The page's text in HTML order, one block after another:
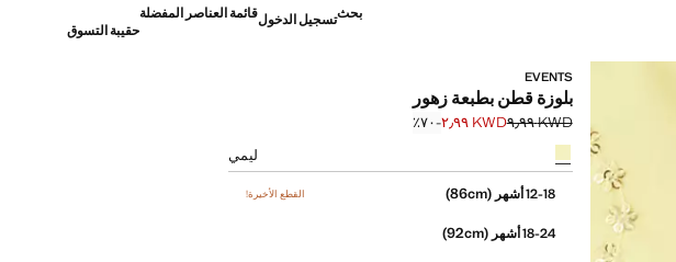
بحثتسجيل الدخولقائمة العناصر المفضلة
حقيبة التسوق
EVENTS
بلوزة قطن بطبعة زهور
السعر الأول محذوف [KWD ٩٫٩٩ ]
KWD ٩٫٩٩
السعر الحالي [KWD ٢٫٩٩ ]KWD ٢٫٩٩
؜-٧٠٪؜
حدد اللون
ليمي
إختر مقاسك
12-18 أشهر (86cm) القطع الأخيرة!
18-24 أشهر (92cm)